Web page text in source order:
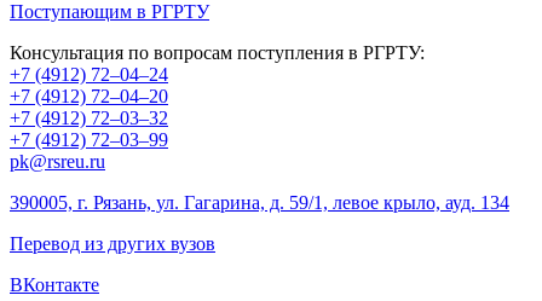
Поступающим в РГРТУ
Консультация по вопросам поступления в РГРТУ:
+7 (4912) 72–04–24
+7 (4912) 72–04–20
+7 (4912) 72–03–32
+7 (4912) 72–03–99
pk@rsreu.ru
390005, г. Рязань, ул. Гагарина, д. 59/1, левое крыло, ауд. 134
Перевод из других вузов
ВКонтакте